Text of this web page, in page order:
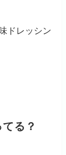
ドレッシン
る？